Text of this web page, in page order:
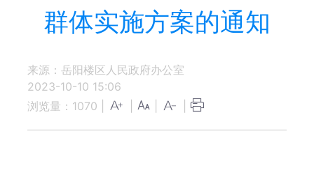
群体实施方案的通知
来源：岳阳楼区人民政府办公室
2023-10-10 15:06
浏览量： 1070